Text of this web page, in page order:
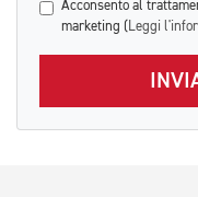
Acconsento al
marketing ( Leggi